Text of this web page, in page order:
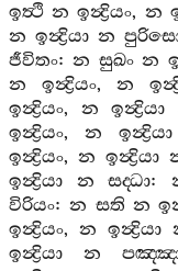
ඉත්‍ථි න ඉන්‍ද්‍රියං, න
න ඉන්‍ද්‍රියා න
ජීවිතං:න සුඛං න
න
ඉන්‍ද්‍රියං, න
ඉන්‍ද්‍රියං, න ඉන්‍ද්‍රියා
ඉන්‍ද්‍රියං, න ඉන්‍ද්‍රියා
ඉන්‍ද්‍රියං,න ඉන්‍ද්‍රියා
ඉන්‍ද්‍රියා
න සද‍්ධා:
විරියං:න සති න
ඉන්‍ද්‍රියං, න ඉන්‍ද්‍රියා
ඉන්‍ද්‍රියා
න